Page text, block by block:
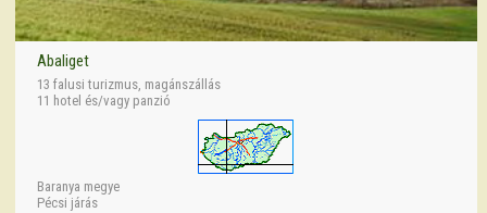
Abaliget
13 falusi turizmus, magánszállás
11 hotel és/vagy panzió
Baranya megye
Pécsi járás